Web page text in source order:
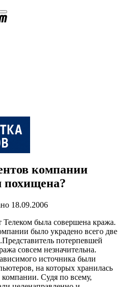
компании
похищена?
18.09.2006
была совершена кража.
было украдено всего две
потерпевшей
совсем незначительна.
источника были
на которых хранилась
Судя по всему,